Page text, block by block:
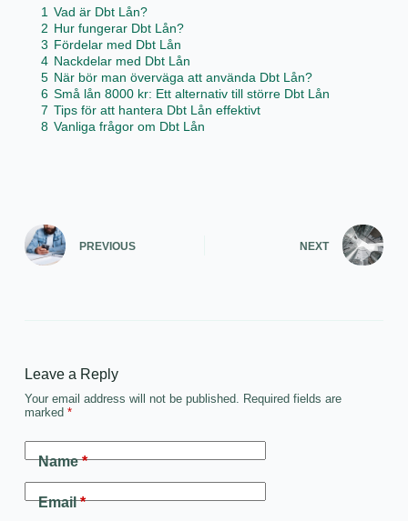
1 Vad är Dbt Lån?
2 Hur fungerar Dbt Lån?
3 Fördelar med Dbt Lån
4 Nackdelar med Dbt Lån
5 När bör man överväga att använda Dbt Lån?
6 Små lån 8000 kr: Ett alternativ till större Dbt Lån
7 Tips för att hantera Dbt Lån effektivt
8 Vanliga frågor om Dbt Lån
PREVIOUS NEXT
Leave a Reply
Your email address will not be published. Required fields are
marked *
Name*
Email*